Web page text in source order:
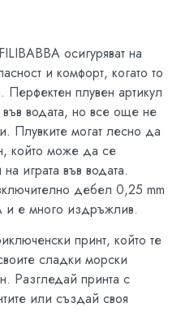
осигуряват на
и комфорт, когато то
плувен артикул
водата, но все още не
Плувките могат лесно да
който може да се
играта във водата.
дебел 0,25 mm
и е много издръжлив.
принт, който те
сладки морски
Разгледай принта с
или създай своя